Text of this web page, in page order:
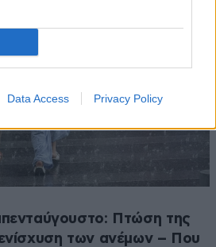
Data Access Privacy Policy
Πτώση της
των ανέμων – Που